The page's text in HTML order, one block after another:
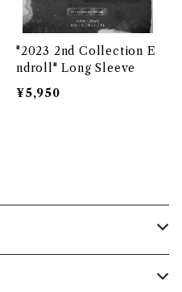
"2023 2nd Collection E
ndroll" Long Sleeve
¥5,950